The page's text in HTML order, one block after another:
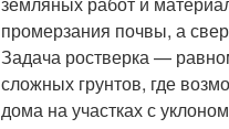
промерзания почвы, а
Задача ростверка —
сложных грунтов, где
дома на участках с